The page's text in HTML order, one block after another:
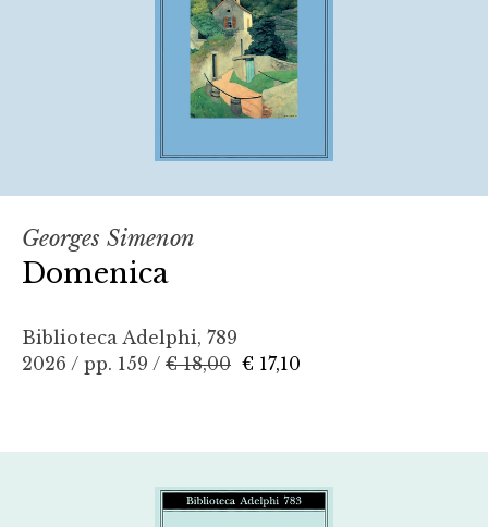
Georges Simenon
Domenica
Biblioteca Adelphi, 789
2026 / pp. 159 / € 18,00 € 17,10